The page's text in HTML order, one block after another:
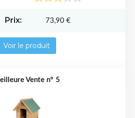
73,90 €
Voir le produit
5